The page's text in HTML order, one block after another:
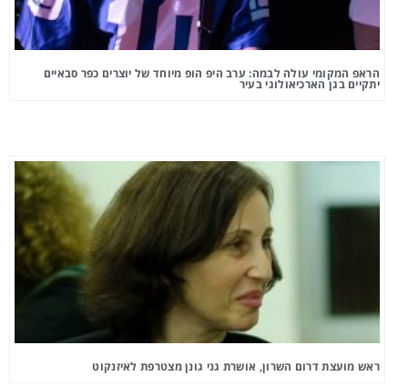
הראפ המקומי עולה לבמה: ערב היפ הופ מיוחד של יוצרים כפר סבאיים
יתקיים בגן הארכיאולוגי בעיר
ראש מועצת דרום השרון, אושרת גני גונן מצטרפת לאיזנקוט